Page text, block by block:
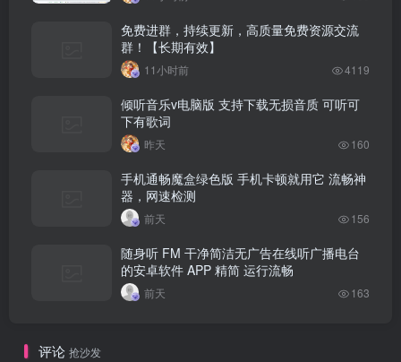
免费进群，持续更新，高质量免费资源交流
群！【长期有效】
11小时前 4119
倾听音乐v电脑版 支持下载无损音质 可听可
下有歌词
昨天 160
手机通畅魔盒绿色版 手机卡顿就用它 流畅神
器，网速检测
前天 156
随身听 FM 干净简洁无广告在线听广播电台
的安卓软件 APP 精简 运行流畅
前天 163
评论 抢沙发